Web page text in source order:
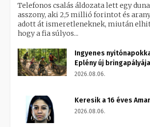
Telefonos csalás áldozata lett egy
asszony, aki 2,5 millió forintot és
adott át ismeretleneknek, miután
hogy a fia súlyos...
Ingyenes
Eplény új bringapályája
2026.08.06.
Keresik a 16 éves
2026.08.06.